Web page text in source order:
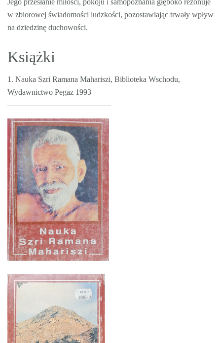
w zbiorowej świadomości ludzkości, pozostawiając trwały wpływ
na dziedzinę duchowości.
Książki
1. Nauka Szri Ramana Mahariszi, Biblioteka Wschodu,
Wydawnictwo Pegaz 1993